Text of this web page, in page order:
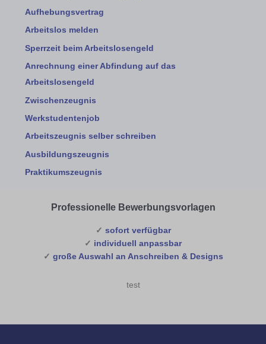
Aufhebungsvertrag
Arbeitslos melden
Sperrzeit beim Arbeitslosengeld
Anrechnung einer Abfindung auf das
Arbeitslosengeld
Zwischenzeugnis
Werkstudentenjob
Arbeitszeugnis selber schreiben
Ausbildungszeugnis
Praktikumszeugnis
Professionelle Bewerbungsvorlagen
✓ sofort verfügbar
✓ individuell anpassbar
✓ große Auswahl an Anschreiben & Designs
test